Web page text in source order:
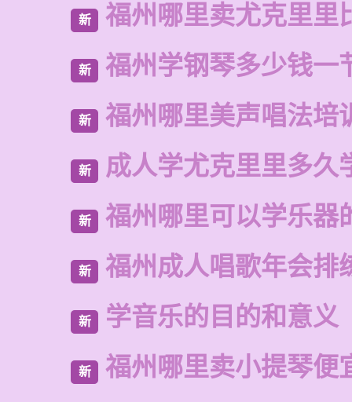
新 福州哪里卖尤克里里
新 福州学钢琴多少钱一
新 福州哪里美声唱法培
新 成人学尤克里里多久
新 福州哪里可以学乐器
新 福州成人唱歌年会排
新 学音乐的目的和意义
新 福州哪里卖小提琴便